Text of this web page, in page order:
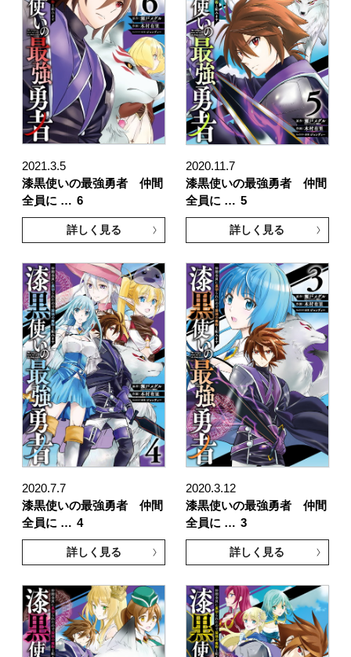
2021.3.5
漆黒使いの最強勇者 仲間
全員に … 6
詳しく見る
2020.11.7
漆黒使いの最強勇者 仲間
全員に … 5
詳しく見る
2020.7.7
漆黒使いの最強勇者 仲間
全員に … 4
詳しく見る
2020.3.12
漆黒使いの最強勇者 仲間
全員に … 3
詳しく見る